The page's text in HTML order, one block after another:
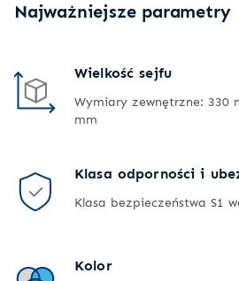
Najważniejsze parametry
Wielkość sejfu
Wymiary zewnętrzne: 330
mm
Klasa odporności i
Klasa bezpieczeństwa S1
Kolor